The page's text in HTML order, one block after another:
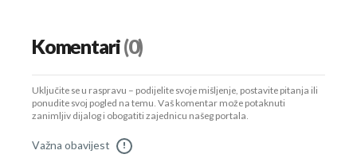
Komentari(0)
Uključite se u raspravu – podijelite svoje mišljenje, postavite pitanja ili
ponudite svoj pogled na temu. Vaš komentar može potaknuti
zanimljiv dijalog i obogatiti zajednicu našeg portala.
Važna obavijest !